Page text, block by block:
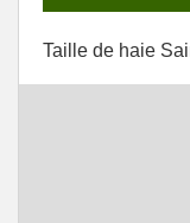
Taille de haie